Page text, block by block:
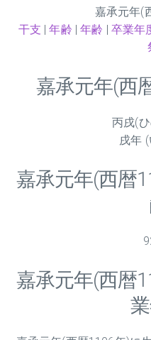
嘉承元年(
干支 |年齢 |年齢 |卒業年
嘉承元年(西
丙戌(
戌年
嘉承元年(西暦
嘉承元年(西暦